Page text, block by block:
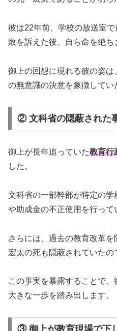
彼は22年前、学校の放送室
敗を訴えた後、自ら命を絶ち
御上の回想に現れる彼の姿
の無意識の決意を象徴してい
② 文科省の隠蔽された
御上が長年追っていた教育行
した。
文科省の一部幹部が特定の
や助成金の不正使用を行って
さらには、過去の教育改革を
宏太の死も隠蔽されていたの
この事実を暴露することで
大きな一歩を踏み出します。